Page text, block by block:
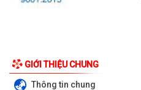
GIỚI THIỆU CHUNG
Thông tin chung